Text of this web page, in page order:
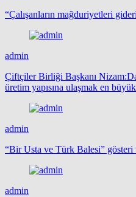
“Çalışanların mağduriyetleri
admin
Çiftçiler Birliği Başkanı
üretim yapısına ulaşmak en
admin
“Bir Usta ve Türk Balesi” gösteri
admin